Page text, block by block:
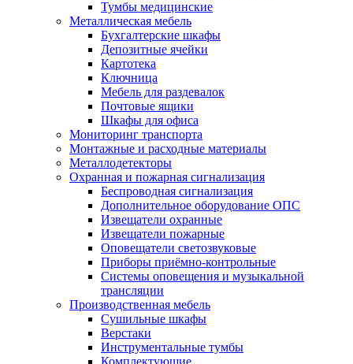
Тумбы медицинские
Металлическая мебель
Бухгалтерские шкафы
Депозитные ячейки
Картотека
Ключница
Мебель для раздевалок
Почтовые ящики
Шкафы для офиса
Мониторинг транспорта
Монтажные и расходные материалы
Металлодетекторы
Охранная и пожарная сигнализация
Беспроводная сигнализация
Дополнительное оборудование ОПС
Извещатели охранные
Извещатели пожарные
Оповещатели светозвуковые
Приборы приёмно-контрольные
Системы оповещения и музыкальной
трансляции
Производственная мебель
Cушильные шкафы
Верстаки
Инструментальные тумбы
Комплектующие